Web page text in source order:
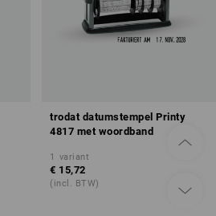
trodat datumstempel Printy
4817 met woordband
1 variant
€ 15,72
(incl. BTW)